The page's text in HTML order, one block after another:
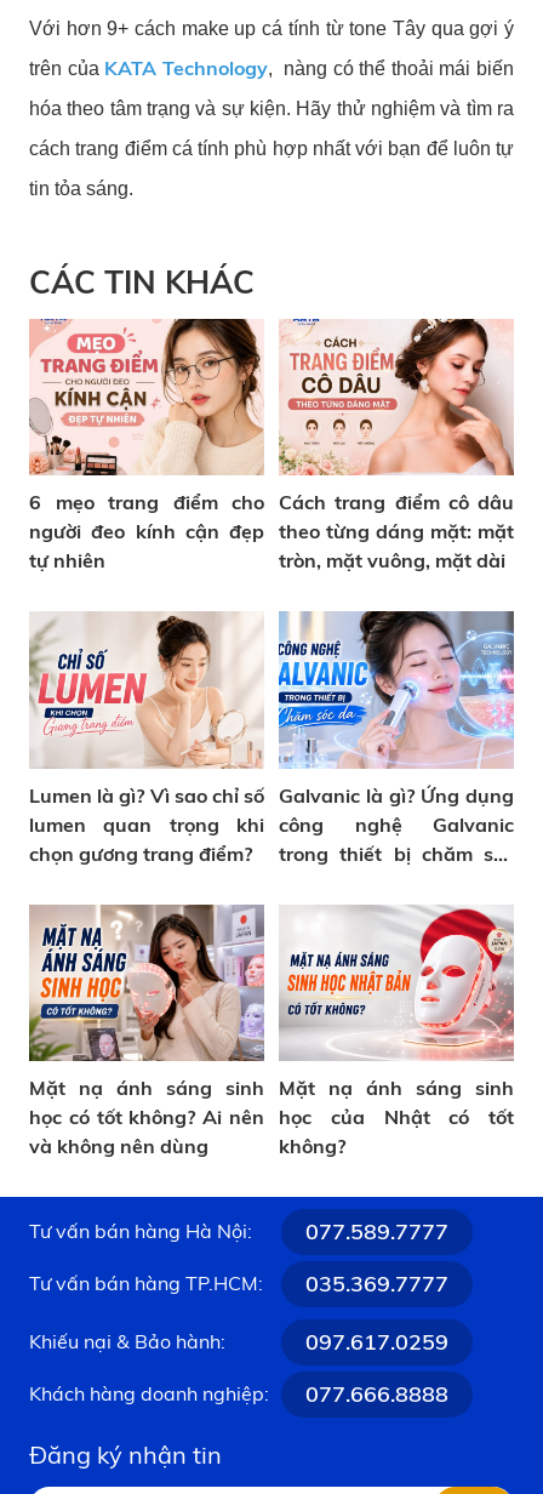
Với hơn 9+ cách make up cá tính từ tone Tây qua gợi ý
trên của KATA Technology, nàng có thể thoải mái biến
hóa theo tâm trạng và sự kiện. Hãy thử nghiệm và tìm ra
cách trang điểm cá tính phù hợp nhất với bạn để luôn tự
tin tỏa sáng.
CÁC TIN KHÁC
6 mẹo trang điểm cho
người đeo kính cận đẹp
tự nhiên
Cách trang điểm cô dâu
theo từng dáng mặt: mặt
tròn, mặt vuông, mặt dài
Lumen là gì? Vì sao chỉ số
lumen quan trọng khi
chọn gương trang điểm?
Galvanic là gì? Ứng dụng
công nghệ Galvanic
trong thiết bị chăm sóc
Mặt nạ ánh sáng sinh
học có tốt không? Ai nên
và không nên dùng
Mặt nạ ánh sáng sinh
học của Nhật có tốt
không?
Tư vấn bán hàng Hà Nội: 077.589.7777
Tư vấn bán hàng TP.HCM: 035.369.7777
Khiếu nại & Bảo hành: 097.617.0259
Khách hàng doanh nghiệp: 077.666.8888
Đăng ký nhận tin